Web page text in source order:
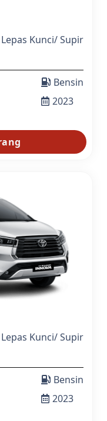
Lepas Kunci/Supir
Bensin
2023
Lepas Kunci/Supir
Bensin
2023